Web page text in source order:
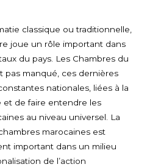
classique ou traditionnelle,
joue un rôle important dans
du pays. Les Chambres du
pas manqué, ces dernières
nationales, liées à la
et de faire entendre les
au niveau universel. La
marocaines est
important dans un milieu
de l’action